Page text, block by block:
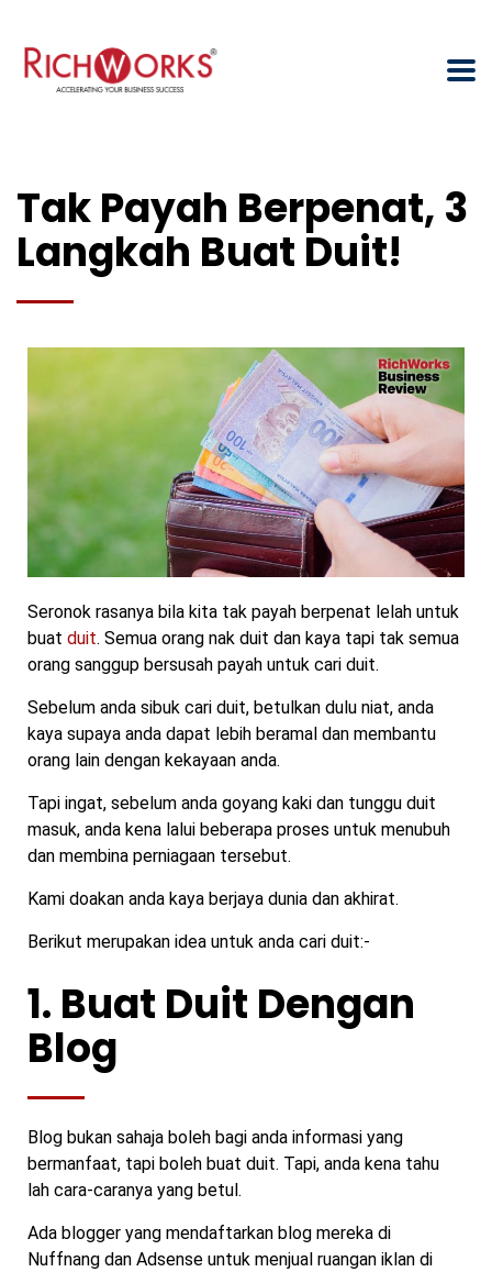
Tak Payah Berpenat, 3
Langkah Buat Duit!
Seronok rasanya bila kita tak payah berpenat lelah untuk
buat duit. Semua orang nak duit dan kaya tapi tak semua
orang sanggup bersusah payah untuk cari duit.
Sebelum anda sibuk cari duit, betulkan dulu niat, anda
kaya supaya anda dapat lebih beramal dan membantu
orang lain dengan kekayaan anda.
Tapi ingat, sebelum anda goyang kaki dan tunggu duit
masuk, anda kena lalui beberapa proses untuk menubuh
dan membina perniagaan tersebut.
Kami doakan anda kaya berjaya dunia dan akhirat.
Berikut merupakan idea untuk anda cari duit:-
1. Buat Duit Dengan
Blog
Blog bukan sahaja boleh bagi anda informasi yang
bermanfaat, tapi boleh buat duit. Tapi, anda kena tahu
lah cara-caranya yang betul.
Ada blogger yang mendaftarkan blog mereka di
Nuffnang dan Adsense untuk menjual ruangan iklan di